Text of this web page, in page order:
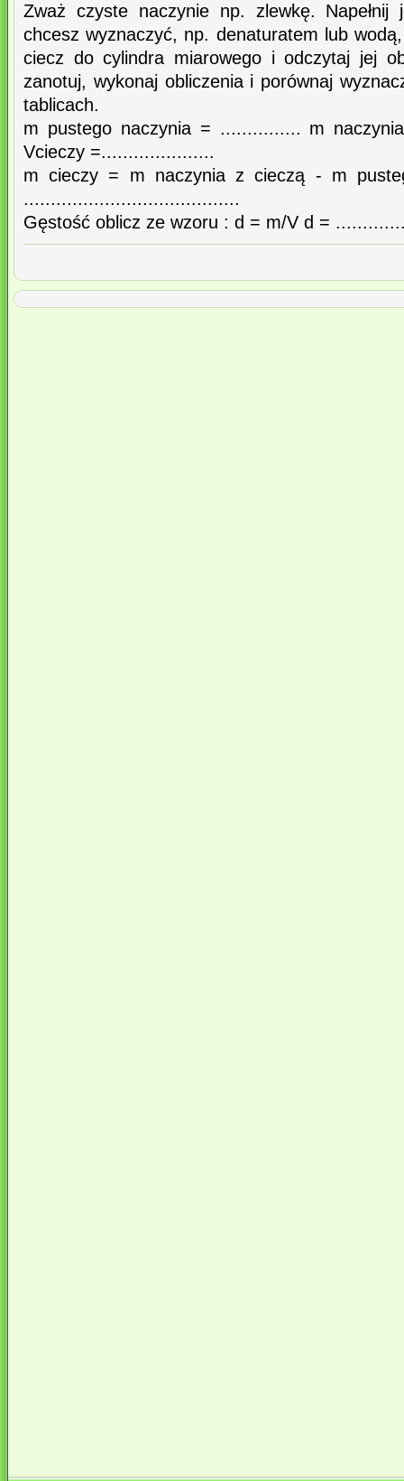
Zważ czyste naczynie np. zlewkę.
chcesz wyznaczyć, np. denaturatem lub
ciecz do cylindra miarowego i odczytaj jej
zanotuj, wykonaj obliczenia i porównaj
tablicach.
m pustego naczynia = ............... m
Vcieczy =.....................
m cieczy = m naczynia z cieczą - m
........................................
Gęstość oblicz ze wzoru : d = m/V d =